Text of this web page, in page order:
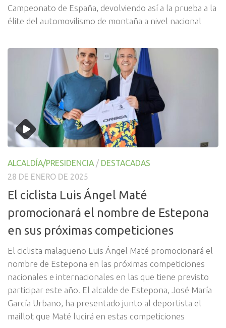
Campeonato de España, devolviendo así a la prueba a la
élite del automovilismo de montaña a nivel nacional
ALCALDÍA/PRESIDENCIA / DESTACADAS
28 DE ENERO DE 2025
El ciclista Luis Ángel Maté
promocionará el nombre de Estepona
en sus próximas competiciones
El ciclista malagueño Luis Ángel Maté promocionará el
nombre de Estepona en las próximas competiciones
nacionales e internacionales en las que tiene previsto
participar este año. El alcalde de Estepona, José María
García Urbano, ha presentado junto al deportista el
maillot que Maté lucirá en estas competiciones